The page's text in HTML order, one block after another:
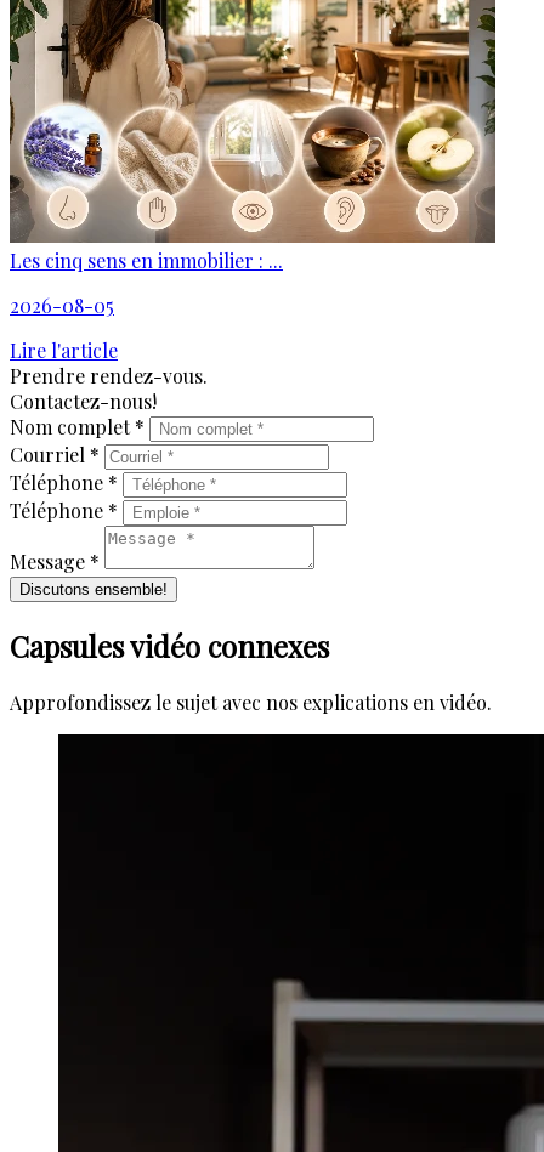
Les cinq sens en immobilier : ...
2026-08-05
Lire l'article
Prendre rendez-vous.
Contactez-nous!
Nom complet *
Courriel *
Téléphone *
Téléphone *
Message *
Discutons ensemble!
Capsules vidéo connexes
Approfondissez le sujet avec nos explications en vidéo.